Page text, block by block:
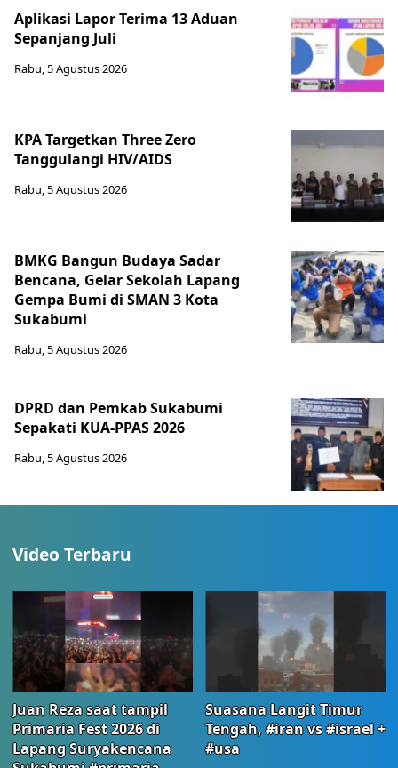
Aplikasi Lapor Terima 13 Aduan
Sepanjang Juli
Rabu, 5 Agustus 2026
KPA Targetkan Three Zero
Tanggulangi HIV/AIDS
Rabu, 5 Agustus 2026
BMKG Bangun Budaya Sadar
Bencana, Gelar Sekolah Lapang
Gempa Bumi di SMAN 3 Kota
Sukabumi
Rabu, 5 Agustus 2026
DPRD dan Pemkab Sukabumi
Sepakati KUA-PPAS 2026
Rabu, 5 Agustus 2026
Video Terbaru
Juan Reza saat tampil
Primaria Fest 2026 di
Lapang Suryakencana
Suasana Langit Timur
Tengah, #iran vs #israel +
#usa